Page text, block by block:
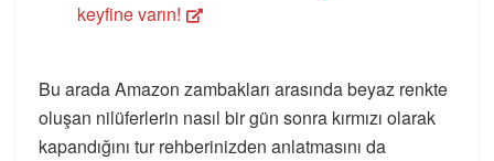
keyfine varın!
Bu arada Amazon zambakları arasında beyaz renkte
oluşan nilüferlerin nasıl bir gün sonra kırmızı olarak
kapandığını tur rehberinizden anlatmasını da